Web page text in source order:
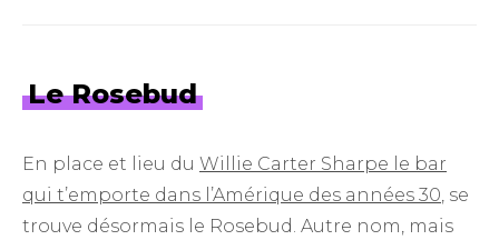
Le Rosebud
En place et lieu du Willie Carter Sharpe le bar
qui t’emporte dans l’Amérique des années 30, se
trouve désormais le Rosebud. Autre nom, mais